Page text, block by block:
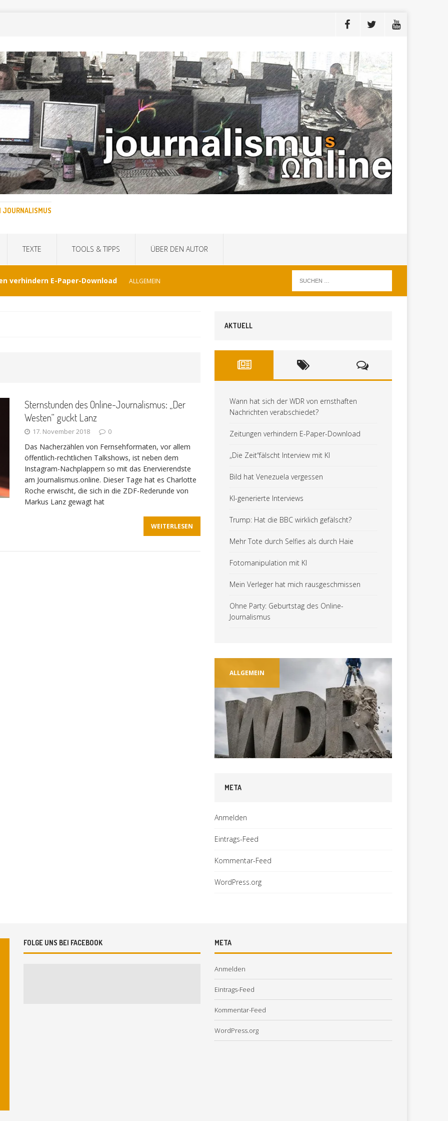
JOURNALISMUS
TEXTE TOOLS & TIPPS ÜBER DEN AUTOR
verhindern E-Paper-Download ALLGEMEIN
Interview mit KI TECHNIK
sich der WDR von ernsthaften Nachrichten
Sternstunden des Online-Journalismus: „Der
Westen“ guckt Lanz
17. November 2018 0
Das Nacherzählen von Fernsehformaten, vor allem
öffentlich-rechtlichen Talkshows, ist neben dem
Instagram-Nachplappern so mit das Enervierendste
am Journalismus.online. Dieser Tage hat es Charlotte
Roche erwischt, die sich in die ZDF-Rederunde von
Markus Lanz gewagt hat
WEITERLESEN
AKTUELL
Wann hat sich der WDR von ernsthaften
Nachrichten verabschiedet?
Zeitungen verhindern E-Paper-Download
„Die Zeit“fälscht Interview mit KI
Bild hat Venezuela vergessen
KI-generierte Interviews
Trump: Hat die BBC wirklich gefälscht?
Mehr Tote durch Selfies als durch Haie
Fotomanipulation mit KI
Mein Verleger hat mich rausgeschmissen
Ohne Party: Geburtstag des Online-
Journalismus
ALLGEMEIN
META
Anmelden
Eintrags-Feed
Kommentar-Feed
WordPress.org
FOLGE UNS BEI FACEBOOK META
Anmelden
Eintrags-Feed
Kommentar-Feed
WordPress.org